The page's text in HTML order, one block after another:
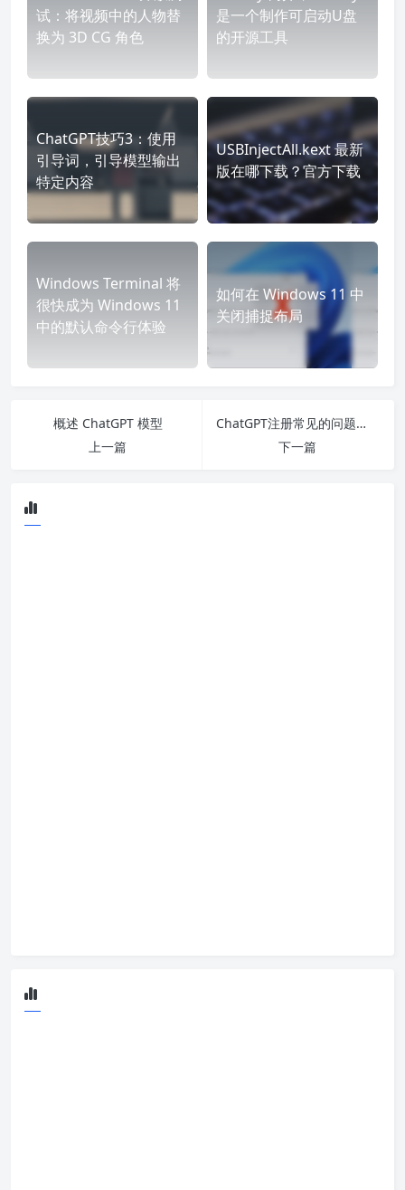
试：将视频中的人物替
换为 3D CG 角色
是一个制作可启动U盘
的开源工具
ChatGPT技巧3：使用
引导词，引导模型输出
特定内容
USBInjectAll.kext 最新
版在哪下载？官方下载
Windows Terminal 将
很快成为 Windows 11
中的默认命令行体验
如何在 Windows 11 中
关闭捕捉布局
概述 ChatGPT 模型
上一篇
ChatGPT注册常见的问题集合，总有你遇到过的！
下一篇